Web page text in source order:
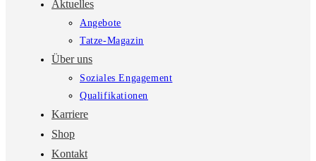
Aktuelles
Angebote
Tatze-Magazin
Über uns
Soziales Engagement
Qualifikationen
Karriere
Shop
Kontakt